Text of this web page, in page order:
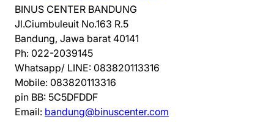
BINUS CENTER BANDUNG
Jl.Ciumbuleuit No.163 R.5
Bandung, Jawa barat 40141
Ph: 022-2039145
Whatsapp/ LINE: 083820113316
Mobile: 083820113316
pin BB: 5C5DFDDF
Email: bandung@binuscenter.com